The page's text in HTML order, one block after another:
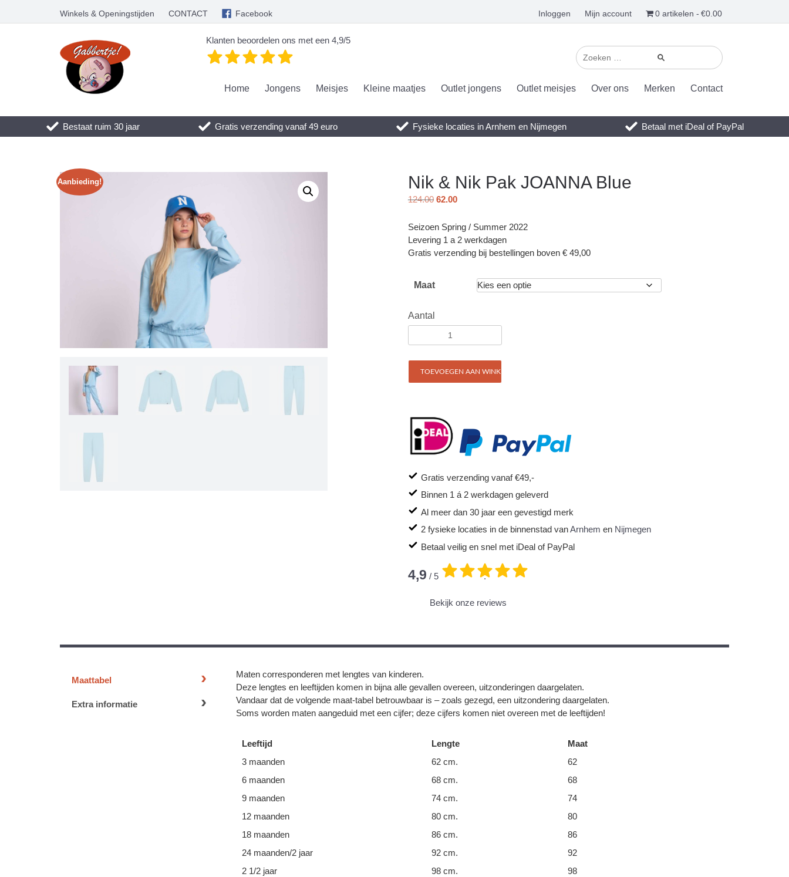
Winkels & Openingstijden CONTACT Facebook Inloggen Mijn account 0 artikelen €0.00
Klanten beoordelen ons met een 4,9/5
Home Jongens Meisjes Kleine maatjes Outlet jongens Outlet meisjes Over ons Merken Contact
Bestaat ruim 30 jaar Gratis verzending vanaf 49 euro Fysieke locaties in Arnhem en Nijmegen Betaal met iDeal of PayPal
Aanbieding! Nik & Nik Pak JOANNA Blue
124.00 62.00
Seizoen Spring / Summer 2022
Levering 1 a 2 werkdagen
Gratis verzending bij bestellingen boven € 49,00
Maat
Aantal
TOEVOEGEN AAN WINKELWAGEN
Gratis verzending vanaf €49,-
Binnen 1 á 2 werkdagen geleverd
Al meer dan 30 jaar een gevestigd merk
2 fysieke locaties in de binnenstad vanArnhem en Nijmegen
Betaal veilig en snel met iDeal of PayPal
4,9 / 5 .
Bekijk onze reviews
Maattabel
Extra informatie
Maten corresponderen met lengtes van kinderen.
Deze lengtes en leeftijden komen in bijna alle gevallen overeen, uitzonderingen daargelaten.
Vandaar dat de volgende maat-tabel betrouwbaar is – zoals gezegd, een uitzondering daargelaten.
Soms worden maten aangeduid met een cijfer; deze cijfers komen niet overeen met de leeftijden!
Leeftijd Lengte
Maat
3 maanden
62 cm.
62
6 maanden
68 cm.
68
9 maanden
74 cm.
74
12 maanden
80 cm.
80
18 maanden
86 cm.
86
24 maanden/2 jaar
92 cm.
92
2 1/2 jaar
98 cm.
98